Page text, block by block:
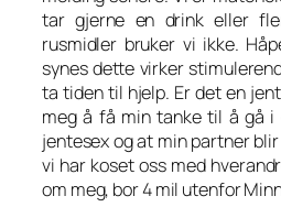
tar gjerne en drink eller
rusmidler bruker vi ikke.
synes dette virker
ta tiden til hjelp. Er det en
meg å få min tanke til å gå i
jentesex og at min partner
vi har koset oss med
om meg, bor 4 mil utenfor